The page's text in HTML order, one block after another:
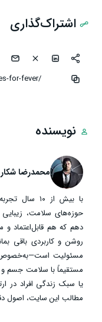
اشتراک‌گذاری
نویسنده
محمدرضا
با بیش از
حوزه‌های سلامت،
دهم که هم قابل‌اعتماد
روشن و کاربردی باقی
مسئولیت است—به‌خصوص
مستقیماً با سلامت جسم و
یا سبک زندگی افراد در
مطالب این سایت، اصول